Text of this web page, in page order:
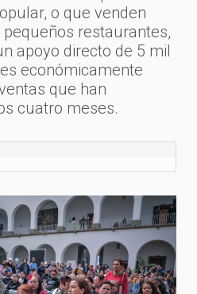
o que venden
restaurantes,
apoyo directo de 5 mil
económicamente
que han
cuatro meses.